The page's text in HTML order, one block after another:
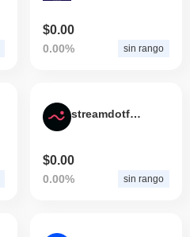
$0.00
0.00% sin rango
streamdotfun
$0.00
0.00% sin rango